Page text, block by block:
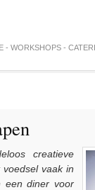
- WORKSHOPS -
creatieve
vaak in
een diner voor